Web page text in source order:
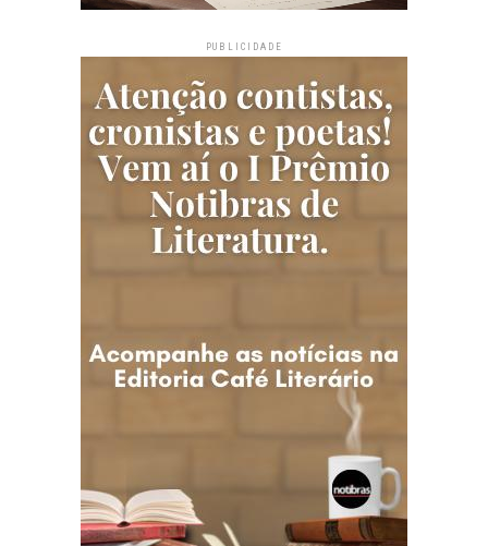
PUBLICIDADE